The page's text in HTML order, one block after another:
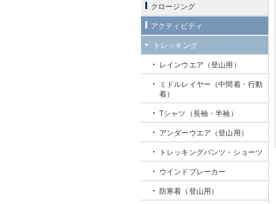
クロージング
アクティビティ
トレッキング
レインウエア（登山用）
ミドルレイヤー（中間着・行動
着）
Tシャツ（長袖・半袖）
アンダーウエア（登山用）
トレッキングパンツ・ショーツ
ウインドブレーカー
防寒着（登山用）